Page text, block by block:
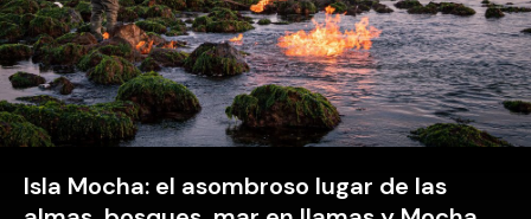
Isla Mocha: el asombroso lugar de las